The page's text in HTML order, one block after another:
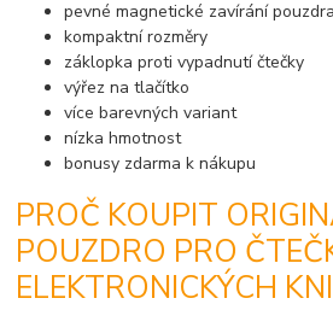
pevné magnetické zavírání pouzdra
kompaktní rozměry
záklopka proti vypadnutí čtečky
výřez na tlačítko
více barevných variant
nízka hmotnost
bonusy zdarma k nákupu
PROČ KOUPIT
POUZDRO PRO
ELEKTRONICKÝCH